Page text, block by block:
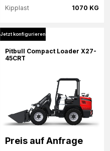
1070 KG
Kipplast
Mehr Informationen
Jetzt konfigurieren
Pitbull Compact Loader X27-
45CRT
Preis auf Anfrage